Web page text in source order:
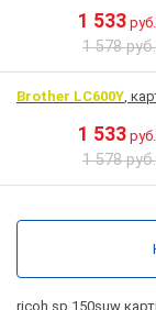
1 533 руб.
1 578 руб.
Brother LC600Y,
1 533 руб.
1 578 руб.
ricoh sp 150suw